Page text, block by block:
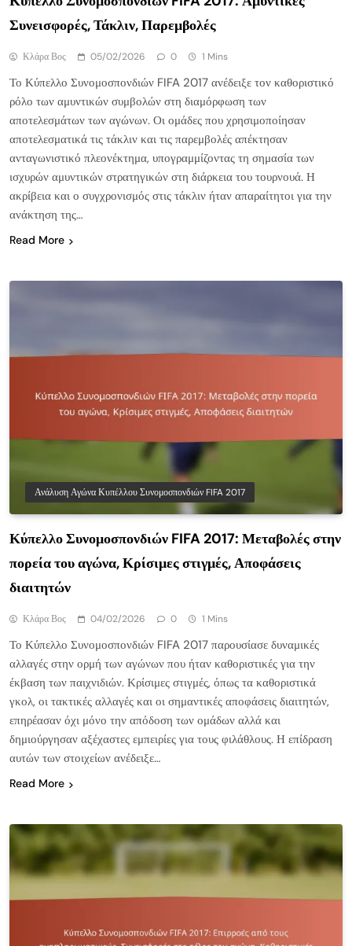
Συνεισφορές, Τάκλιν, Παρεμβολές
Κλάρα Βος 05/02/2026 0 1 Mins
Το Κύπελλο Συνομοσπονδιών FIFA 2017 ανέδειξε τον καθοριστικό
ρόλο των αμυντικών συμβολών στη διαμόρφωση των
αποτελεσμάτων των αγώνων. Οι ομάδες που χρησιμοποίησαν
αποτελεσματικά τις τάκλιν και τις παρεμβολές απέκτησαν
ανταγωνιστικό πλεονέκτημα, υπογραμμίζοντας τη σημασία των
ισχυρών αμυντικών στρατηγικών στη διάρκεια του τουρνουά. Η
ακρίβεια και ο συγχρονισμός στις τάκλιν ήταν απαραίτητοι για την
ανάκτηση της…
Read More
Ανάλυση Αγώνα Κυπέλλου Συνομοσπονδιών FIFA 2017
Κύπελλο Συνομοσπονδιών FIFA 2017: Μεταβολές στην
πορεία του αγώνα, Κρίσιμες στιγμές, Αποφάσεις
διαιτητών
Κλάρα Βος 04/02/2026 0 1 Mins
Το Κύπελλο Συνομοσπονδιών FIFA 2017 παρουσίασε δυναμικές
αλλαγές στην ορμή των αγώνων που ήταν καθοριστικές για την
έκβαση των παιχνιδιών. Κρίσιμες στιγμές, όπως τα καθοριστικά
γκολ, οι τακτικές αλλαγές και οι σημαντικές αποφάσεις διαιτητών,
επηρέασαν όχι μόνο την απόδοση των ομάδων αλλά και
δημιούργησαν αξέχαστες εμπειρίες για τους φιλάθλους. Η επίδραση
αυτών των στοιχείων ανέδειξε…
Read More